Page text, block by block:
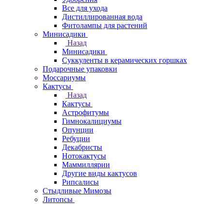
Все для ухода
Дистиллированная вода
Фитолампы для растений
Минисадики
Назад
Минисадики
Суккуленты в керамических горшках
Подарочные упаковки
Моссариумы
Кактусы
Назад
Кактусы
Астрофитумы
Гимнокалициумы
Опунции
Ребуции
Декабристы
Нотокактусы
Маммиллярии
Другие виды кактусов
Рипсалисы
Стыдливые Мимозы
Литопсы